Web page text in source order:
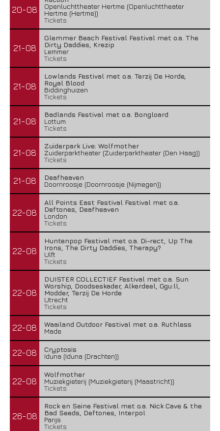
20-08
Openluchttheater Hertme (Openluchttheater
Hertme (Hertme))
Tickets
21-08
Glemmer Beach Festival Festival met o.a. The
Dirty Daddies, Krezip
Lemmer
Tickets
21-08
Lowlands Festival met o.a. Terzij De Horde,
Royal Blood
Biddinghuizen
Tickets
21-08
Badlands Festival met o.a. Bongloard
Lottum
Tickets
21-08
Zuiderpark Live: Wolfmother
Zuiderparktheater (Zuiderparktheater (Den Haag))
Tickets
21-08
Deafheaven
Doornroosje (Doornroosje (Nijmegen))
22-08
All Points East Festival Festival met o.a.
Deftones, Deafheaven
London
Tickets
22-08
Huntenpop Festival met o.a. Di-rect, Up The
Irons, The Dirty Daddies, Therapy?
Ulft
Tickets
22-08
DUISTER COLLECTIEF Festival met o.a. Sun
Worship, Doodseskader, Alkerdeel, Ggu:ll,
Modder, Terzij De Horde
Utrecht
Tickets
22-08
Waailand Outdoor Festival met o.a. Ruthless
Made
22-08
Cryptosis
Iduna (Iduna (Drachten))
22-08
Wolfmother
Muziekgieterij (Muziekgieterij (Maastricht))
Tickets
26-08
Rock en Seine Festival met o.a. Nick Cave & the
Bad Seeds, Deftones, Interpol
Parijs
Tickets